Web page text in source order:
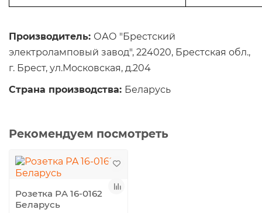
Производитель: ОАО "Брестский
электроламповый завод", 224020, Брестская обл.,
г. Брест, ул.Московская, д.204
Страна производства: Беларусь
Рекомендуем посмотреть
Розетка РA 16-0162
Беларусь